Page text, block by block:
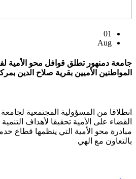
01
Aug
جامعة دمنهور تطلق قوافل محو الأمية
المواطنين الأميين بقرية صلاح الدين
انطلاقا من المسؤولية المجتمعية
القضاء على الأمية تحقيقا لأهداف
مبادرة محو الأمية التي ينظمها قطاع
بالتعاون مع الهي